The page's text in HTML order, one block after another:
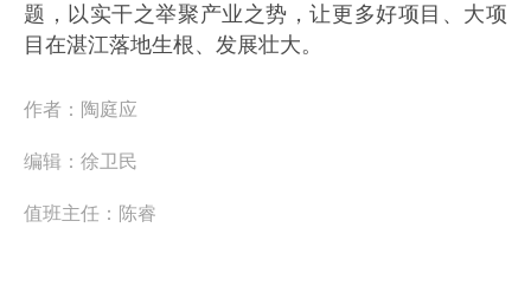
题，以实干之举聚产业之势，让更多好项目、大项
目在湛江落地生根、发展壮大。
作者： ​陶庭应
编辑： 徐卫民
值班主任： 陈睿